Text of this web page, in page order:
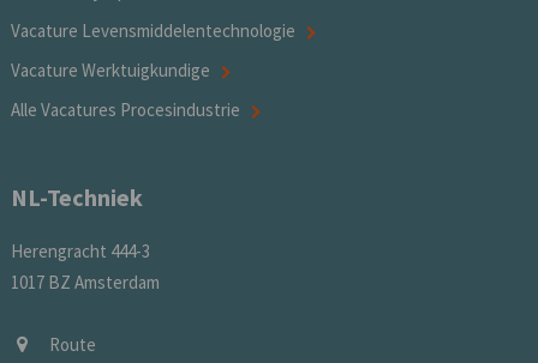
Vacature Levensmiddelentechnologie
Vacature Werktuigkundige
Alle Vacatures Procesindustrie
NL-Techniek
Herengracht 444-3
1017 BZ Amsterdam
Route